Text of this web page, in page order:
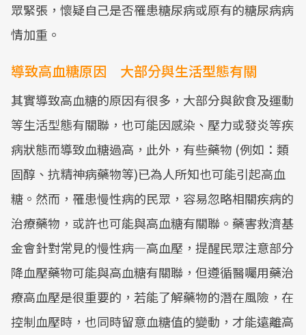
眾緊張，懷疑自己是否罹患糖尿病或原有的糖尿病病
情加重。
導致高血糖原因 大部分與生活型態有關
其實導致高血糖的原因有很多，大部分與飲食及運動
等生活型態有關聯，也可能因感染、壓力或發炎等疾
病狀態而導致血糖過高，此外，有些藥物 (例如：類
固醇、抗精神病藥物等)已為人所知也可能引起高血
糖。然而，罹患慢性病的民眾，容易忽略相關疾病的
治療藥物，或許也可能與高血糖有關聯。藥害救濟基
金會針對常見的慢性病—高血壓，提醒民眾注意部分
降血壓藥物可能與高血糖有關聯，但遵循醫囑用藥治
療高血壓是很重要的，若能了解藥物的潛在風險，在
控制血壓時，也同時留意血糖值的變動，才能遠離高